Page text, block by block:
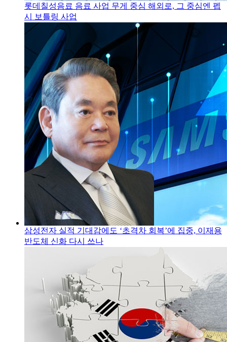
롯데칠성음료 음료 사업 무게 중심 해외로, 그 중심엔 펩
시 보틀링 사업
삼성전자 실적 기대감에도 ‘초격차 회복’에 집중, 이재용
반도체 신화 다시 쓰나